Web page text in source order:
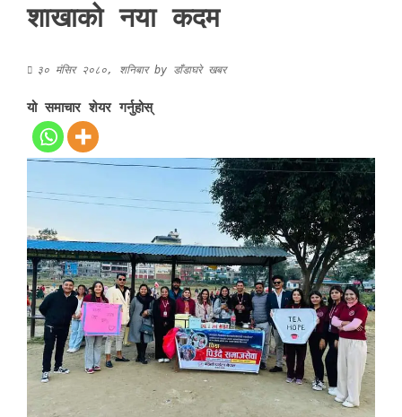
शाखाको नया कदम
३० मंसिर २०८०, शनिबारby डाँडाघरे खबर
यो समाचार शेयर गर्नुहोस्